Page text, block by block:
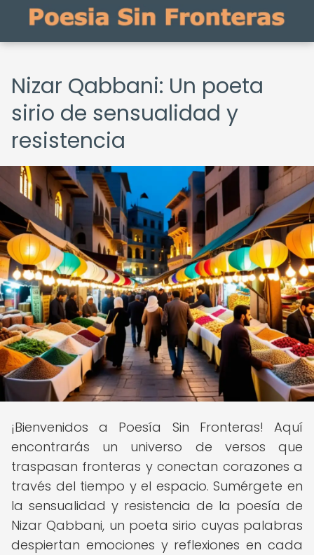
Nizar Qabbani: Un poeta
sirio de sensualidad y
resistencia
¡Bienvenidos a Poesía Sin Fronteras! Aquí
encontrarás un universo de versos que
traspasan fronteras y conectan corazones a
través del tiempo y el espacio. Sumérgete en
la sensualidad y resistencia de la poesía de
Nizar Qabbani, un poeta sirio cuyas palabras
despiertan emociones y reflexiones en cada